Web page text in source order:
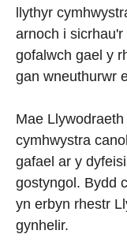
llythyr
arnoch i
gofalwch gael y
gan wneuthurwr
Mae
cymhwystra
gafael ar y
gostyngol. Bydd
yn erbyn rhestr
gynhelir.